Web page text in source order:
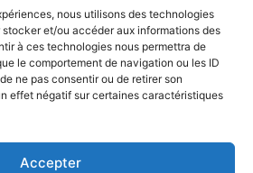
nous utilisons des technologies
et/ou accéder aux informations des
à ces technologies nous permettra de
le comportement de navigation ou les ID
ne pas consentir ou de retirer son
effet négatif sur certaines caractéristiques
Accepter
vente